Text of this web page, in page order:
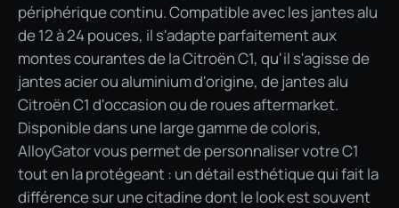
périphérique continu. Compatible avec les jantes alu
de 12 à 24 pouces, il s'adapte parfaitement aux
montes courantes de la Citroën C1, qu'il s'agisse de
jantes acier ou aluminium d'origine, de jantes alu
Citroën C1 d'occasion ou de roues aftermarket.
Disponible dans une large gamme de coloris,
AlloyGator vous permet de personnaliser votre C1
tout en la protégeant : un détail esthétique qui fait la
différence sur une citadine dont le look est souvent